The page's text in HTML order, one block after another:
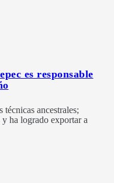
es responsable
ancestrales;
y ha logrado exportar a